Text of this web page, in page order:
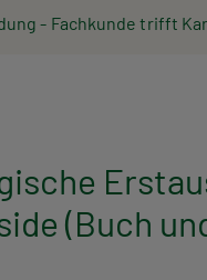
- Fachkunde trifft
(Buch